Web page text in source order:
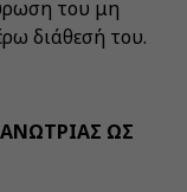
του μη
διάθεσή του.
ΩΣ